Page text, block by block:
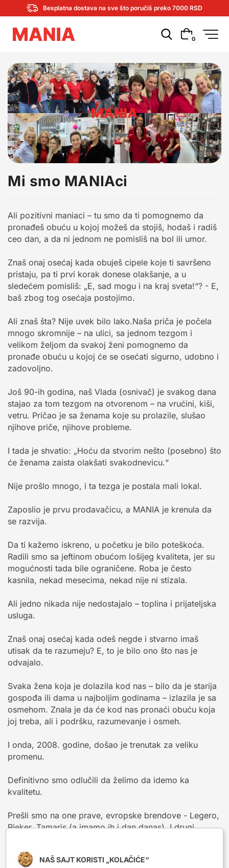
Besplatna dostava na sve što poručiš preko 7000 RSD
0
Mi smo MANIAci
Ali pozitivni maniaci – tu smo da ti pomognemo da
pronađeš obuću u kojoj možeš da stojiš, hodaš i radiš
ceo dan, a da ni jednom ne pomisliš na bol ili umor.
Znaš onaj osećaj kada obuješ cipele koje ti savršeno
pristaju, pa ti prvi korak donese olakšanje, a u
sledećem pomisliš: „E, sad mogu i na kraj sveta!“? - E,
baš zbog tog osećaja postojimo.
Ali znaš šta? Nije uvek bilo lako.Naša priča je počela
mnogo skromnije – na ulici, sa jednom tezgom i
velikom željom da svakoj ženi pomognemo da
pronađe obuću u kojoj će se osećati sigurno, udobno i
zadovoljno.
Još 90-ih godina, naš Vlada (osnivač) je svakog dana
stajao za tom tezgom na otvorenom – na vrućini, kiši,
vetru. Pričao je sa ženama koje su prolazile, slušao
njihove priče, njihove probleme.
I tada je shvatio: „Hoću da stvorim nešto (posebno) što
će ženama zaista olakšati svakodnevicu.“
Nije prošlo mnogo, i ta tezga je postala mali lokal.
Zaposlio je prvu prodavačicu, a MANIA je krenula da
se razvija.
Da ti kažemo iskreno, u početku je bilo poteškoća.
Radili smo sa jeftinom obućom lošijeg kvaliteta, jer su
mogućnosti tada bile ograničene. Roba je često
kasnila, nekad mesecima, nekad nije ni stizala.
Ali jedno nikada nije nedostajalo – toplina i prijateljska
usluga.
Znaš onaj osećaj kada odeš negde i stvarno imaš
utisak da te razumeju? E, to je bilo ono što nas je
odvajalo.
Svaka žena koja je dolazila kod nas – bilo da je starija
gospođa ili dama u najboljim godinama – izlazila je sa
osmehom. Znala je da će kod nas pronaći obuću koja
joj treba, ali i podršku, razumevanje i osmeh.
I onda, 2008. godine, došao je trenutak za veliku
promenu.
Definitivno smo odlučili da želimo da idemo ka
kvalitetu.
Prešli smo na one prave, evropske brendove - Legero,
Rieker, Tamaris (a imamo ih i dan danas). I drugi...
Od tada smo u mogućnosti da ti ponudimo obuću u
kojoj ne samo da možeš da izdržiš ceo dan, već da se
NAŠ SAJT KORISTI „KOLAČIĆE“